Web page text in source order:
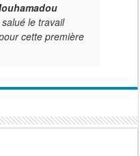
le travail
cette première